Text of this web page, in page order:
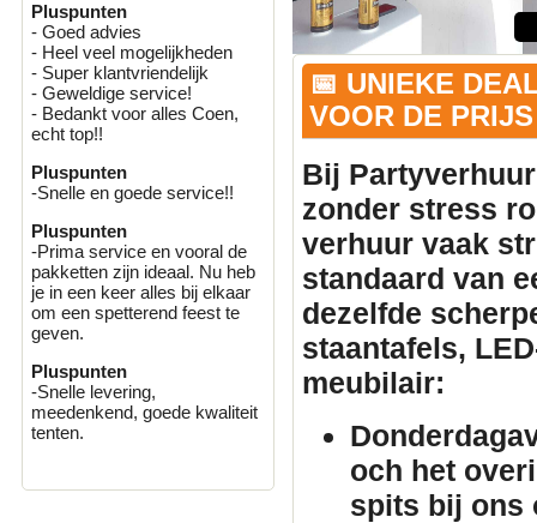
Pluspunten
- Goed advies
- Heel veel mogelijkheden
- Super klantvriendelijk
- Geweldige service!
- Bedankt voor alles Coen,
echt top!!
Pluspunten
-Snelle en goede service!!
Pluspunten
-Prima service en vooral de
pakketten zijn ideaal. Nu heb
je in een keer alles bij elkaar
om een spetterend feest te
geven.
Pluspunten
-Snelle levering,
meedenkend, goede kwaliteit
tenten.
📅 UNIEKE
VOOR DE
Bij
zonder stress
verhuur vaak
standaard van
dezelfde
staantafels,
meubilair:
och het
spits bij ons